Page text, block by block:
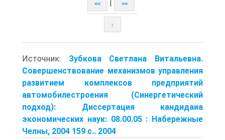
<< >>
↑
Источник: Зубкова Светлана Витальевна.
Совершенствование механизмов управления
развитием комплексов предприятий
автомобилестроения (Синергетический
подход): Диссертация кандидаиа
экономических наук: 08.00.05 : Набережные
Челны, 2004 159 c.. 2004